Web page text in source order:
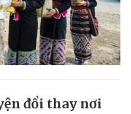
đổi thay nơi